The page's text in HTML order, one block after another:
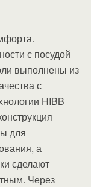
с посудой
выполнены из
с
HIBB
для
а
сделают
Через